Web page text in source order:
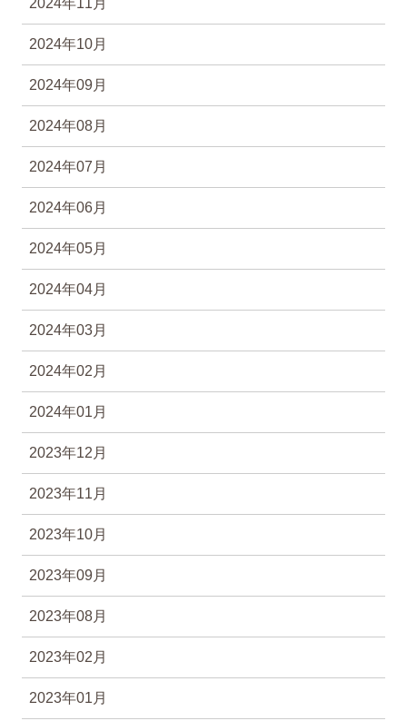
2024年11月
2024年10月
2024年09月
2024年08月
2024年07月
2024年06月
2024年05月
2024年04月
2024年03月
2024年02月
2024年01月
2023年12月
2023年11月
2023年10月
2023年09月
2023年08月
2023年02月
2023年01月